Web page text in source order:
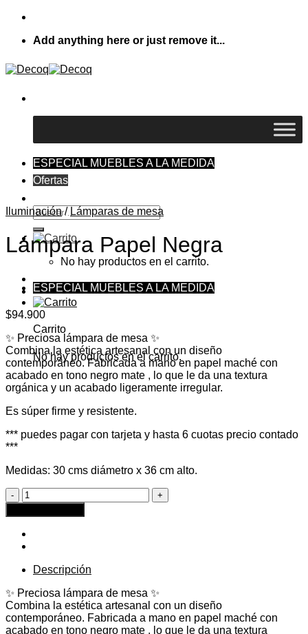
Skip
contentAdd anything here or just remove it...
ESPECIAL MUEBLES A LA MEDIDA
Ofertas
Buscar
por:
No hay productos en el carrito.
ESPECIAL MUEBLES A LA MEDIDA
Carrito
No hay productos en el carrito.
Iluminación / Lámparas de mesa
Lámpara Papel Negra
$94.900
✨ Preciosa lámpara de mesa ✨
Combina la estética artesanal con un diseño
contemporáneo. Fabricada a mano en papel maché con
acabado en tono negro mate , lo que le da una textura
orgánica y un acabado ligeramente irregular.
Es súper firme y resistente.
*** puedes pagar con tarjeta y hasta 6 cuotas precio contado
***
Medidas: 30 cms diámetro x 36 cm alto.
Lámpara
Papel
Negra
cantidad
Descripción
✨ Preciosa lámpara de mesa ✨
Combina la estética artesanal con un diseño
contemporáneo. Fabricada a mano en papel maché con
acabado en tono negro mate , lo que le da una textura